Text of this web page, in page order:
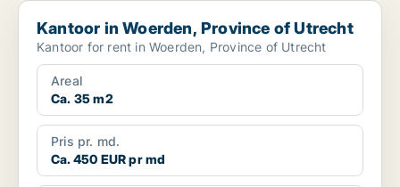
Kantoor in Woerden, Province of Utrecht
Kantoor in Woerden, Province of Utrecht
Kantoor for rent in Woerden, Province of Utrecht
Areal
Ca. 35 m2
Pris pr. md.
Ca. 450 EUR pr md